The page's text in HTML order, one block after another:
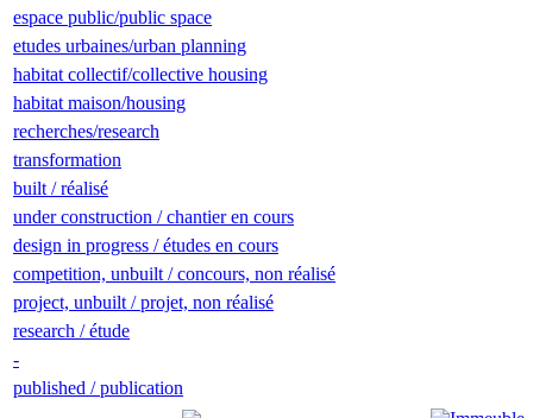
espace public/public space
etudes urbaines/urban planning
habitat collectif/collective housing
habitat maison/housing
recherches/research
transformation
built / réalisé
under construction / chantier en cours
design in progress / études en cours
competition, unbuilt / concours, non réalisé
project, unbuilt / projet, non réalisé
research / étude
-
published / publication